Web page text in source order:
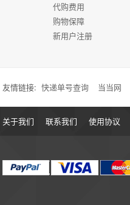
代购费用
购物保障
新用户注册
友情链接: 快递单号查询 当当网
关于我们 联系我们 使用协议